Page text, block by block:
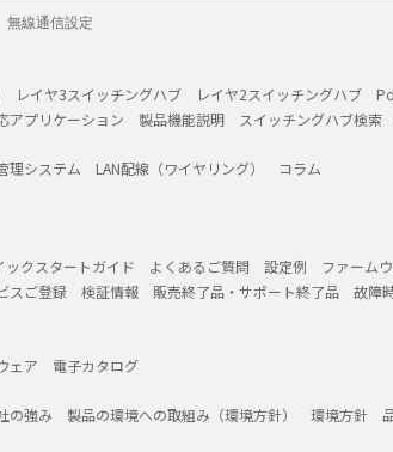
無線通信設定
レイヤ3スイッチングハブ レイヤ2スイッチングハブ
アプリケーション 製品機能説明 スイッチングハブ検索
理システム LAN配線（ワイヤリング） コラム
ックスタートガイド よくあるご質問 設定例
ファーム
スご登録 検証情報 販売終了品・サポート終了品 故障
ェア 電子カタログ
の強み 製品の環境への取組み（環境方針） 環境方針